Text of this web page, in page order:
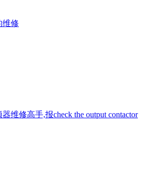
维修
维修高手,报check the output contactor